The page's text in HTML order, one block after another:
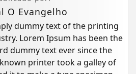
O Evangelho
dummy text of the printing
Lorem Ipsum has been the
dummy text ever since the
printer took a galley of